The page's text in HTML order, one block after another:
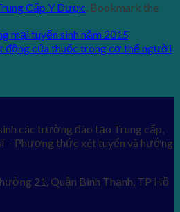
Cấp Y Dược. Bookmark the
mại tuyển sinh năm 2015
động của thuốc trong cơ thể người
các trường đào tạo Trung cấp,
- Phương thức xét tuyển và hướng
21, Quận Bình Thạnh, TP Hồ